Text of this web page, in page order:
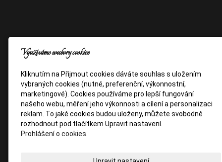
Využíváme soubory cookies
Kliknutím na Přijmout cookies dáváte souhlas s uložením
vybraných cookies (nutné, preferenční, výkonnostní,
marketingové). Cookies používáme pro lepší fungování
našeho webu, měření jeho výkonnosti a cílení a personalizaci
reklam. To jaké cookies budou uloženy, můžete svobodně
rozhodnout pod tlačítkem Upravit nastavení.
Prohlášení o cookies.